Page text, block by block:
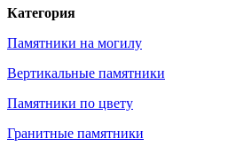
Категория
Памятники на могилу
Вертикальные памятники
Памятники по цвету
Гранитные памятники